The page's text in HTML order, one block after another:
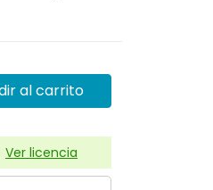
al carrito
Ver licencia